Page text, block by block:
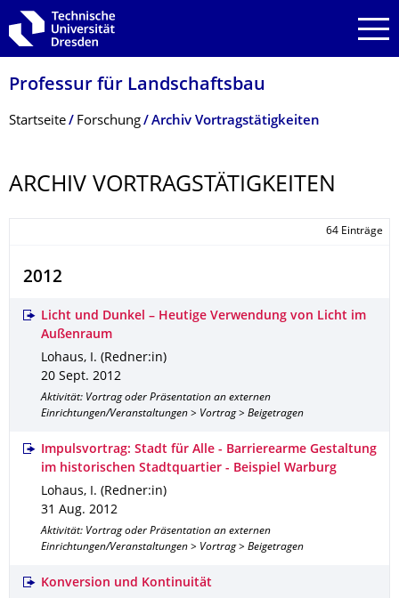
Zur Hauptnavigation springen
Zur Suche springen
Zum Inhalt springen
Professur für Landschaftsbau
Breadcrumb-Menü
Startseite Forschung Archiv Vortragstätigkeiten
ARCHIV VORTRAGSTÄTIG­KEITEN
64 Einträge
2012
Licht und Dunkel – Heutige Verwendung von Licht im
Außenraum
Lohaus, I. (Redner:in)
20 Sept. 2012
Aktivität: Vortrag oder Präsentation an externen
Einrichtungen/Veranstaltungen > Vortrag > Beigetragen
Impulsvortrag: Stadt für Alle - Barrierearme Gestaltung
im historischen Stadtquartier - Beispiel Warburg
Lohaus, I. (Redner:in)
31 Aug. 2012
Aktivität: Vortrag oder Präsentation an externen
Einrichtungen/Veranstaltungen > Vortrag > Beigetragen
Konversion und Kontinuität